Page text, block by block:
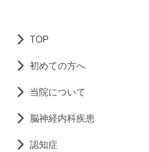
TOP
初めての方へ
当院について
脳神経内科疾患
認知症